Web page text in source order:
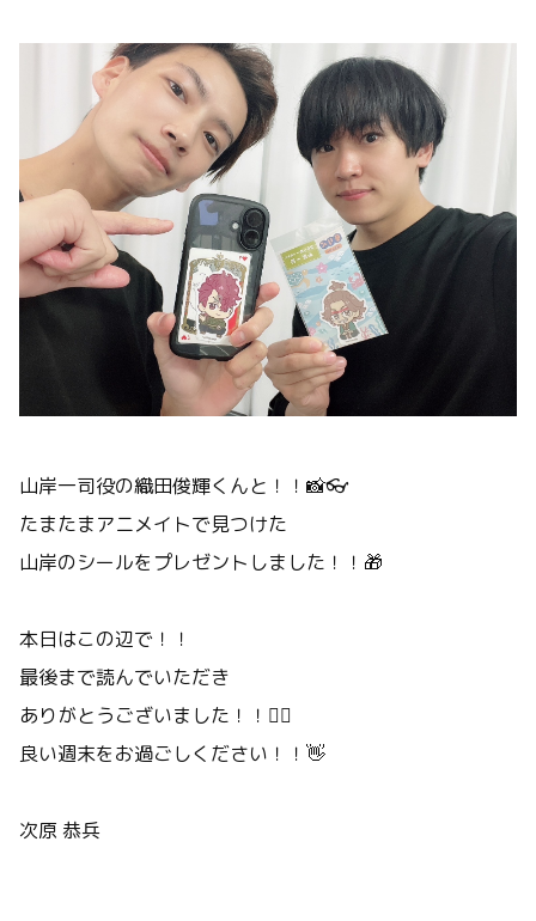
山岸一司役の織田俊輝くんと！！📸👓
たまたまアニメイトで見つけた
山岸のシールをプレゼントしました！！🎁
本日はこの辺で！！
最後まで読んでいただき
ありがとうございました！！🙇‍♂️
良い週末をお過ごしください！！👋
次原 恭兵